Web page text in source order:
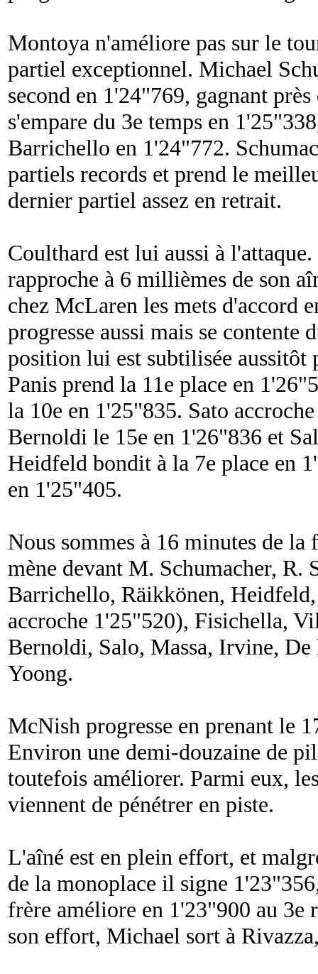
Montoya n'améliore pas sur le
partiel exceptionnel. Michael
second en 1'24"769, gagnant
s'empare du 3e temps en
Barrichello en 1'24"772.
partiels records et prend le
dernier partiel assez en retrait.
Coulthard est lui aussi à
rapproche à 6 millièmes de son
chez McLaren les mets d'accord
progresse aussi mais se contente
position lui est subtilisée
Panis prend la 11e place en
la 10e en 1'25"835. Sato
Bernoldi le 15e en 1'26"836 et
Heidfeld bondit à la 7e place en
en 1'25"405.
Nous sommes à 16 minutes de la
mène devant M. Schumacher, R.
Barrichello, Räikkönen,
accroche 1'25"520), Fisichella,
Bernoldi, Salo, Massa, Irvine,
Yoong.
McNish progresse en prenant le
Environ une demi-douzaine de
toutefois améliorer. Parmi eux,
viennent de pénétrer en piste.
L'aîné est en plein effort, et
de la monoplace il signe
frère améliore en 1'23"900 au
son effort, Michael sort à